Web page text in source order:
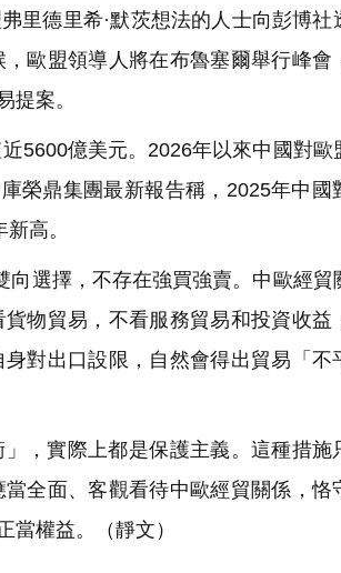
里德里希·默茨想法的人士向彭博社
歐盟領導人將在布魯塞爾舉行峰會
提案。
5600億美元。2026年以來中國對歐
榮鼎集團最新報告稱，2025年中國
高。
選擇，不存在強買強賣。中歐經貿
物貿易，不看服務貿易和投資收益
對出口設限，自然會得出貿易「不
，實際上都是保護主義。這種措施
全面、客觀看待中歐經貿關係，恪
當權益。
（靜文）